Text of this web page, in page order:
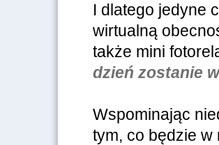
I dlatego jedyne
wirtualną
także mini
dzień zostanie
Wspominając
tym, co będzie w